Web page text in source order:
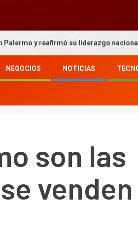
y reafirmó su liderazgo nacional
NEGOCIOS NOTICIAS
son las
venden